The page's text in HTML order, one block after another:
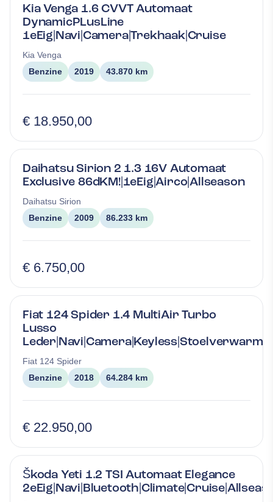
Kia Venga 1.6 CVVT Automaat
DynamicPLusLine
1eEig|Navi|Camera|Trekhaak|Cruise
Kia Venga
Benzine
2019 43.870 km
€ 18.950,00
Daihatsu Sirion 2 1.3 16V Automaat
Exclusive 86dKM!|1eEig|Airco|Allseason
Daihatsu Sirion
Benzine
2009 86.233 km
€ 6.750,00
Fiat 124 Spider 1.4 MultiAir Turbo
Lusso
Fiat 124 Spider
Benzine
2018 64.284 km
€ 22.950,00
Škoda Yeti 1.2 TSI Automaat Elegance